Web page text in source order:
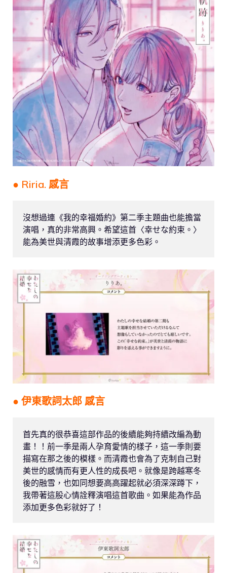
● Riria. 感言
沒想過連《我的幸福婚約》第二季主題曲也能擔當
演唱，真的非常高興。希望這首〈幸せな約束。〉
能為美世與清霞的故事增添更多色彩。
● 伊東歌詞太郎 感言
首先真的很恭喜這部作品的後續能夠持續改編為動
畫！！前一季是兩人孕育愛情的樣子，這一季則要
描寫在那之後的模樣。而清霞也會為了克制自己對
美世的感情而有更人性的成長吧。就像是跨越寒冬
後的融雪，也如同想要高高躍起就必須深深蹲下，
我帶著這股心情詮釋演唱這首歌曲。如果能為作品
添加更多色彩就好了！